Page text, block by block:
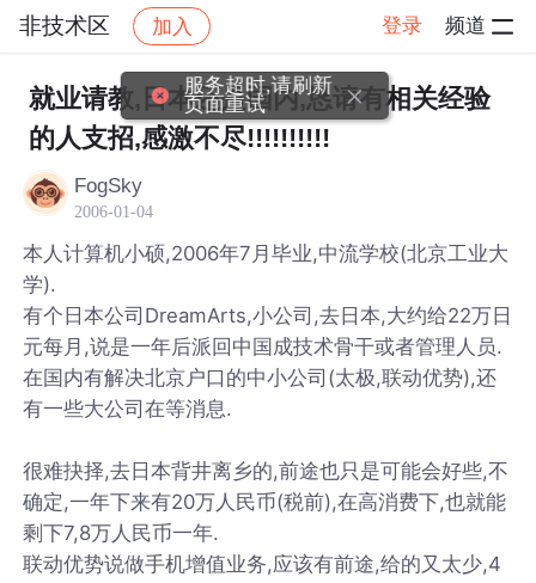
非技术区 加入 登录 频道
社区 非技术区 帖子详情
就业请教,日本还是国内,恳请有相关经验
的人支招,感激不尽!!!!!!!!!!
FogSky
2006-01-04
本人计算机小硕,2006年7月毕业,中流学校(北京工业大
学).
有个日本公司DreamArts,小公司,去日本,大约给22万日
元每月,说是一年后派回中国成技术骨干或者管理人员.
在国内有解决北京户口的中小公司(太极,联动优势),还
有一些大公司在等消息.
很难抉择,去日本背井离乡的,前途也只是可能会好些,不
确定,一年下来有20万人民币(税前),在高消费下,也就能
剩下7,8万人民币一年.
联动优势说做手机增值业务,应该有前途,给的又太少,4
服务超时,请刷新
页面重试